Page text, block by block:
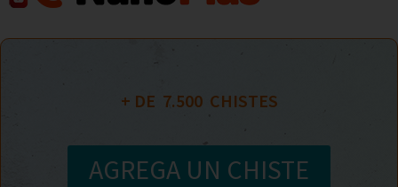
+ DE 7.500
  CHISTES
AGREGA UN CHISTE